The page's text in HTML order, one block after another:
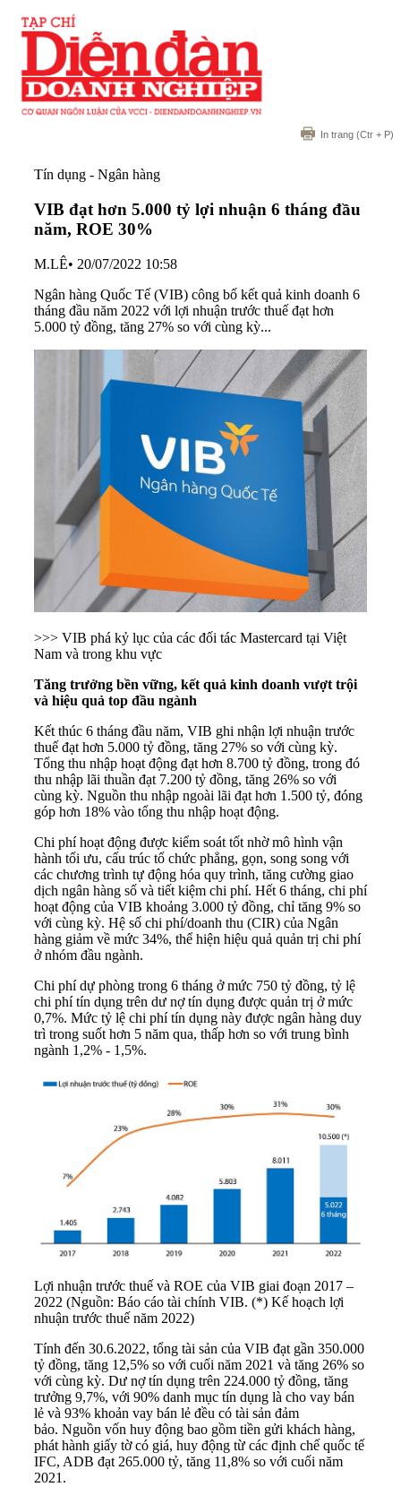
In trang (Ctr + P)
Tín dụng - Ngân hàng
VIB đạt hơn 5.000 tỷ lợi nhuận 6 tháng đầu
năm, ROE 30%
M.LÊ• 20/07/2022 10:58
Ngân hàng Quốc Tế (VIB) công bố kết quả kinh doanh 6
tháng đầu năm 2022 với lợi nhuận trước thuế đạt hơn
5.000 tỷ đồng, tăng 27% so với cùng kỳ...
>>> VIB phá kỷ lục của các đối tác Mastercard tại Việt
Nam và trong khu vực
Tăng trưởng bền vững, kết quả kinh doanh vượt trội
và hiệu quả top đầu ngành
Kết thúc 6 tháng đầu năm, VIB ghi nhận lợi nhuận trước
thuế đạt hơn 5.000 tỷ đồng, tăng 27% so với cùng kỳ.
Tổng thu nhập hoạt động đạt hơn 8.700 tỷ đồng, trong đó
thu nhập lãi thuần đạt 7.200 tỷ đồng, tăng 26% so với
cùng kỳ. Nguồn thu nhập ngoài lãi đạt hơn 1.500 tỷ, đóng
góp hơn 18% vào tổng thu nhập hoạt động.
Chi phí hoạt động được kiểm soát tốt nhờ mô hình vận
hành tối ưu, cấu trúc tổ chức phẳng, gọn, song song với
các chương trình tự động hóa quy trình, tăng cường giao
dịch ngân hàng số và tiết kiệm chi phí. Hết 6 tháng, chi phí
hoạt động của VIB khoảng 3.000 tỷ đồng, chỉ tăng 9% so
với cùng kỳ. Hệ số chi phí/doanh thu (CIR) của Ngân
hàng giảm về mức 34%, thể hiện hiệu quả quản trị chi phí
ở nhóm đầu ngành.
Chi phí dự phòng trong 6 tháng ở mức 750 tỷ đồng, tỷ lệ
chi phí tín dụng trên dư nợ tín dụng được quản trị ở mức
0,7%. Mức tỷ lệ chi phí tín dụng này được ngân hàng duy
trì trong suốt hơn 5 năm qua, thấp hơn so với trung bình
ngành 1,2% - 1,5%.
Lợi nhuận trước thuế và ROE của VIB giai đoạn 2017 –
2022 (Nguồn: Báo cáo tài chính VIB. (*) Kế hoạch lợi
nhuận trước thuế năm 2022)
Tính đến 30.6.2022, tổng tài sản của VIB đạt gần 350.000
tỷ đồng, tăng 12,5% so với cuối năm 2021 và tăng 26% so
với cùng kỳ. Dư nợ tín dụng trên 224.000 tỷ đồng, tăng
trưởng 9,7%, với 90% danh mục tín dụng là cho vay bán
lẻ và 93% khoản vay bán lẻ đều có tài sản đảm
bảo. Nguồn vốn huy động bao gồm tiền gửi khách hàng,
phát hành giấy tờ có giá, huy động từ các định chế quốc tế
IFC, ADB đạt 265.000 tỷ, tăng 11,8% so với cuối năm
2021.